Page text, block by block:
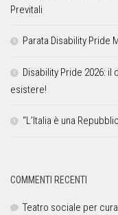
Previtali
Parata Disability Pride
Disability Pride 2026:
esistere!
“L’Italia è una
COMMENTI RECENTI
Teatro sociale per